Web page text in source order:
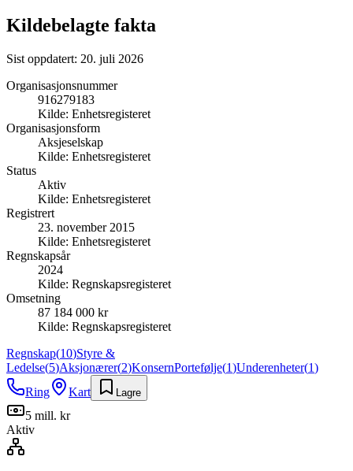
Kildebelagte fakta
Sist oppdatert: 20. juli 2026
Organisasjonsnummer
916279183
Kilde: Enhetsregisteret
Organisasjonsform
Aksjeselskap
Kilde: Enhetsregisteret
Status
Aktiv
Kilde: Enhetsregisteret
Registrert
23. november 2015
Kilde: Enhetsregisteret
Regnskapsår
2024
Kilde: Regnskapsregisteret
Omsetning
87 184 000 kr
Kilde: Regnskapsregisteret
Regnskap(10)Styre &
Ledelse(5)Aksjonærer(2)KonsernPortefølje(1)Underenheter(1)
Ring
Kart Lagre
5 mill. kr
Aktiv